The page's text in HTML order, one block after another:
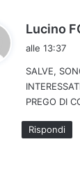
Lucino
alle 13:37
SALVE,
PREGO DI
Rispondi